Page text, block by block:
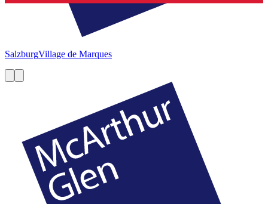
SalzburgVillage de Marques